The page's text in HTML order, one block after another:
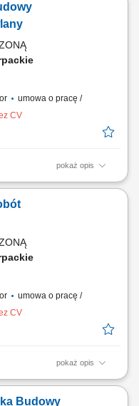
Przygotowywanie
i metodologii prac;
umowa o pracę /
CV
pokaż opis
żelbetowymi i
obiekcie; Sporządzanie
oraz rozliczanie sprzętu
umowa o pracę /
CV
pokaż opis
elektroenergetycznych pod
budowy; Przygotowywanie
Budowy